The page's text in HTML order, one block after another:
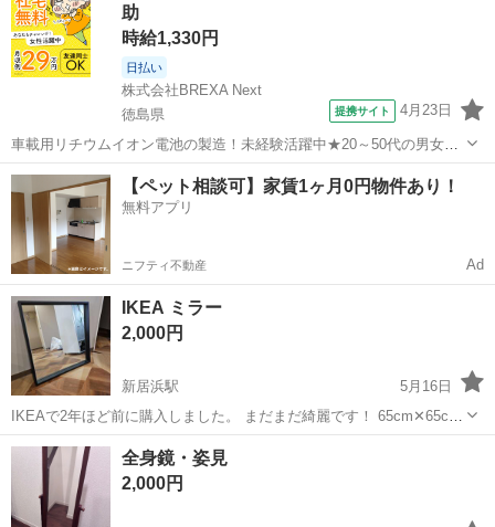
助
時給1,330円
日払い
株式会社BREXA Next
徳島県
提携サイト 4月23日
車載用リチウムイオン電池の製造！未経験活躍中★20～50代の男女活
躍中！寮費無料★備品付き1R寮完備！自宅からマイカー通勤OK！無料
駐車場完備◎正社員登用制度あり！《徳島県板野郡松茂町》 人気の工
場のお仕事 ◇車載用リチウ...
徳島 その他
【ペット相談可】家賃1ヶ月0円物件あり！
無料アプリ
ニフティ不動産 Ad
IKEA ミラー
2,000円
新居浜駅
5月16日
IKEAで2年ほど前に購入しました。 まだまだ綺麗です！ 65cm‪✕‬65cm
よろしくお願い致します。 取引場所 西条市大町 5月24日まで！ 24日
を過ぎると 新居浜での取引になります。
愛媛 新居浜市 新居浜駅
全身鏡・姿見
2,000円